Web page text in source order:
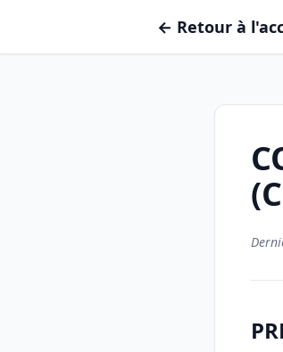
← Retour à